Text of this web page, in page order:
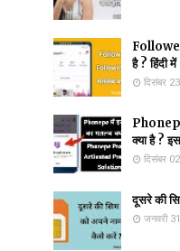
है ? हिंदी में
दिसंबर
क्या है ?
दिसंबर
दूसरे की
जनवरी